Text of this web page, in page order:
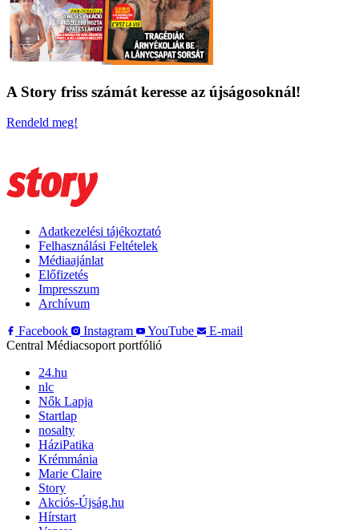
A Story friss számát keresse az újságosoknál!
Rendeld meg!
Adatkezelési tájékoztató
Felhasználási Feltételek
Médiaajánlat
Előfizetés
Impresszum
Archívum
Facebook
Instagram YouTube
E-mail
Central Médiacsoport portfólió
24.hu
nlc
Nők Lapja
Startlap
nosalty
HáziPatika
Krémmánia
Marie Claire
Story
Akciós-Újság.hu
Hírstart